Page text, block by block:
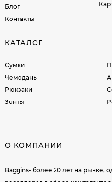
Блог
Контакты
КАТАЛОГ
Сумки
Чемоданы
Рюкзаки
Зонты
О КОМПАНИИ
Baggins- более 20 лет на рынке,